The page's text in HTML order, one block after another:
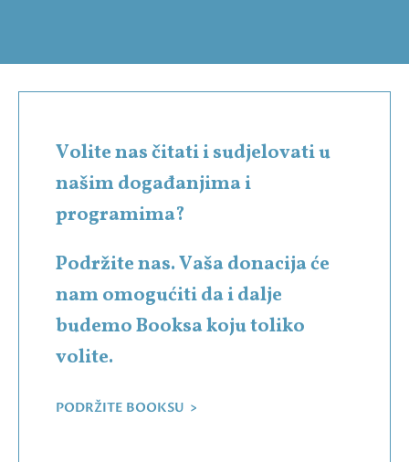
Volite nas čitati i sudjelovati u
našim događanjima i
programima?
Podržite nas. Vaša donacija će
nam omogućiti da i dalje
budemo Booksa koju toliko
volite.
PODRŽITE BOOKSU >